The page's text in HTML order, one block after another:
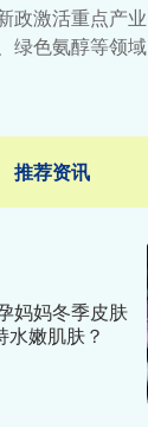
政激活重点产业
绿色氨醇等领域
推荐资讯
妈妈冬季皮肤
嫩肌肤？